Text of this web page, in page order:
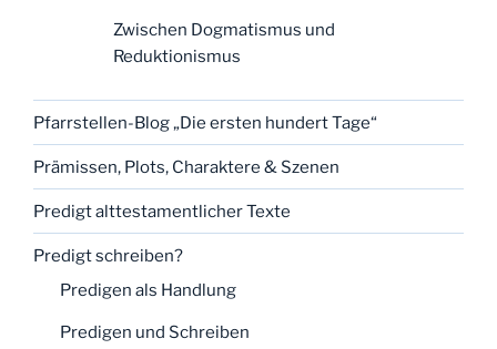
Zwischen Dogmatismus und
Reduktionismus
Pfarrstellen-Blog „Die ersten hundert Tage“
Prämissen, Plots, Charaktere & Szenen
Predigt alttestamentlicher Texte
Predigt schreiben?
Predigen als Handlung
Predigen und Schreiben